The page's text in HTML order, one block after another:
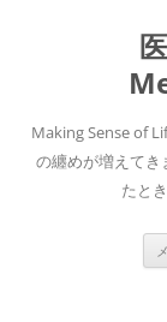
Making Sense of
の纏めが増えてき
たと